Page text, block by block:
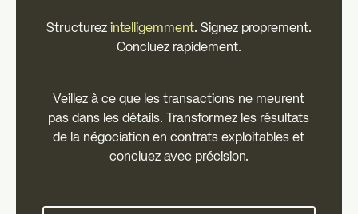
Structurez intelligemment. Signez proprement.
Concluez rapidement.
Veillez à ce que les transactions ne meurent
pas dans les détails. Transformez les résultats
de la négociation en contrats exploitables et
concluez avec précision.